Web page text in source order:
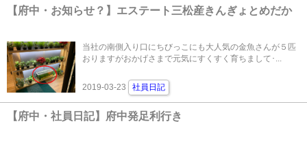
【府中・お知らせ？】エステート三松産きんぎょとめだか
当社の南側入り口にちびっこにも大人気の金魚さんが５匹
おりますがおかげさまで元気にすくすく育ちまして･...
2019-03-23 社員日記
【府中・社員日記】府中発足利行き